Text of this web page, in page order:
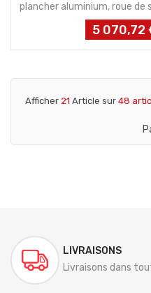
plancher aluminium, roue de
Prix
5 070,72
Afficher 21 Article sur 48
LIVRAISONS
Livraisons dans